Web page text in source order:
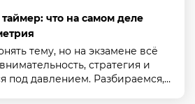
что на самом деле
тему, но на экзамене всё
стратегия и
под давлением. Разбираемся,…